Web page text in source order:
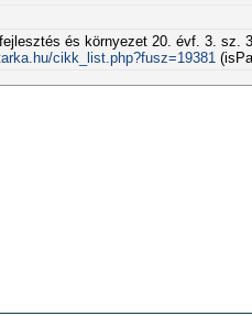
és környezet 20. évf. 3. sz.
cikk_list.php?fusz=19381